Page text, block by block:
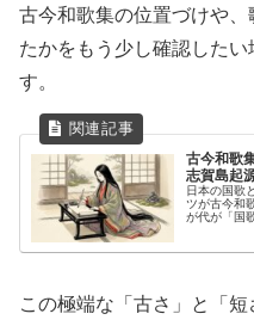
古今和歌集の位置づけや
たかをもう少し確認した
す。
古今和歌
志賀島起
日本の国歌
ツが古今和
が代が「国
この極端な「古さ」と「